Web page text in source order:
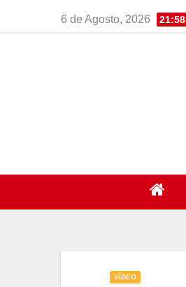
6 de Agosto, 2026 21:58
VÍDEO